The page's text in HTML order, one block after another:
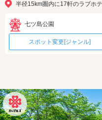
半径15km圏内に17軒のラブホ
七ツ島公園
スポット変更[ジャンル]